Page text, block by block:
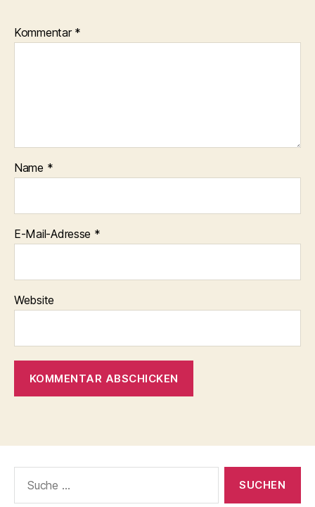
Kommentar *
Name *
E-Mail-Adresse *
Website
nach: